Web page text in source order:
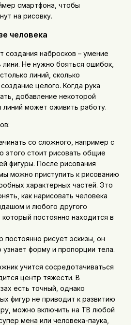
смартфона, чтобы
на рисовку.
человека
создания набросков – умение
Не нужно бояться ошибок,
линий, сколько
целого. Когда рука
добавление некоторой
линий может оживить работу.
со сложного, например с
этого стоит рисовать общие
фигуры. После рисования
можно приступить к рисованию
характерных частей. Это
как нарисовать человека
и любого другого
постоянно находится в
постоянно рисует эскизы, он
узнает форму и пропорции тела.
учится сосредотачиваться
центр тяжести. В
есть точный, однако
фигур не приводит к развитию
можно включить на ТВ любой
мена или человека-паука,